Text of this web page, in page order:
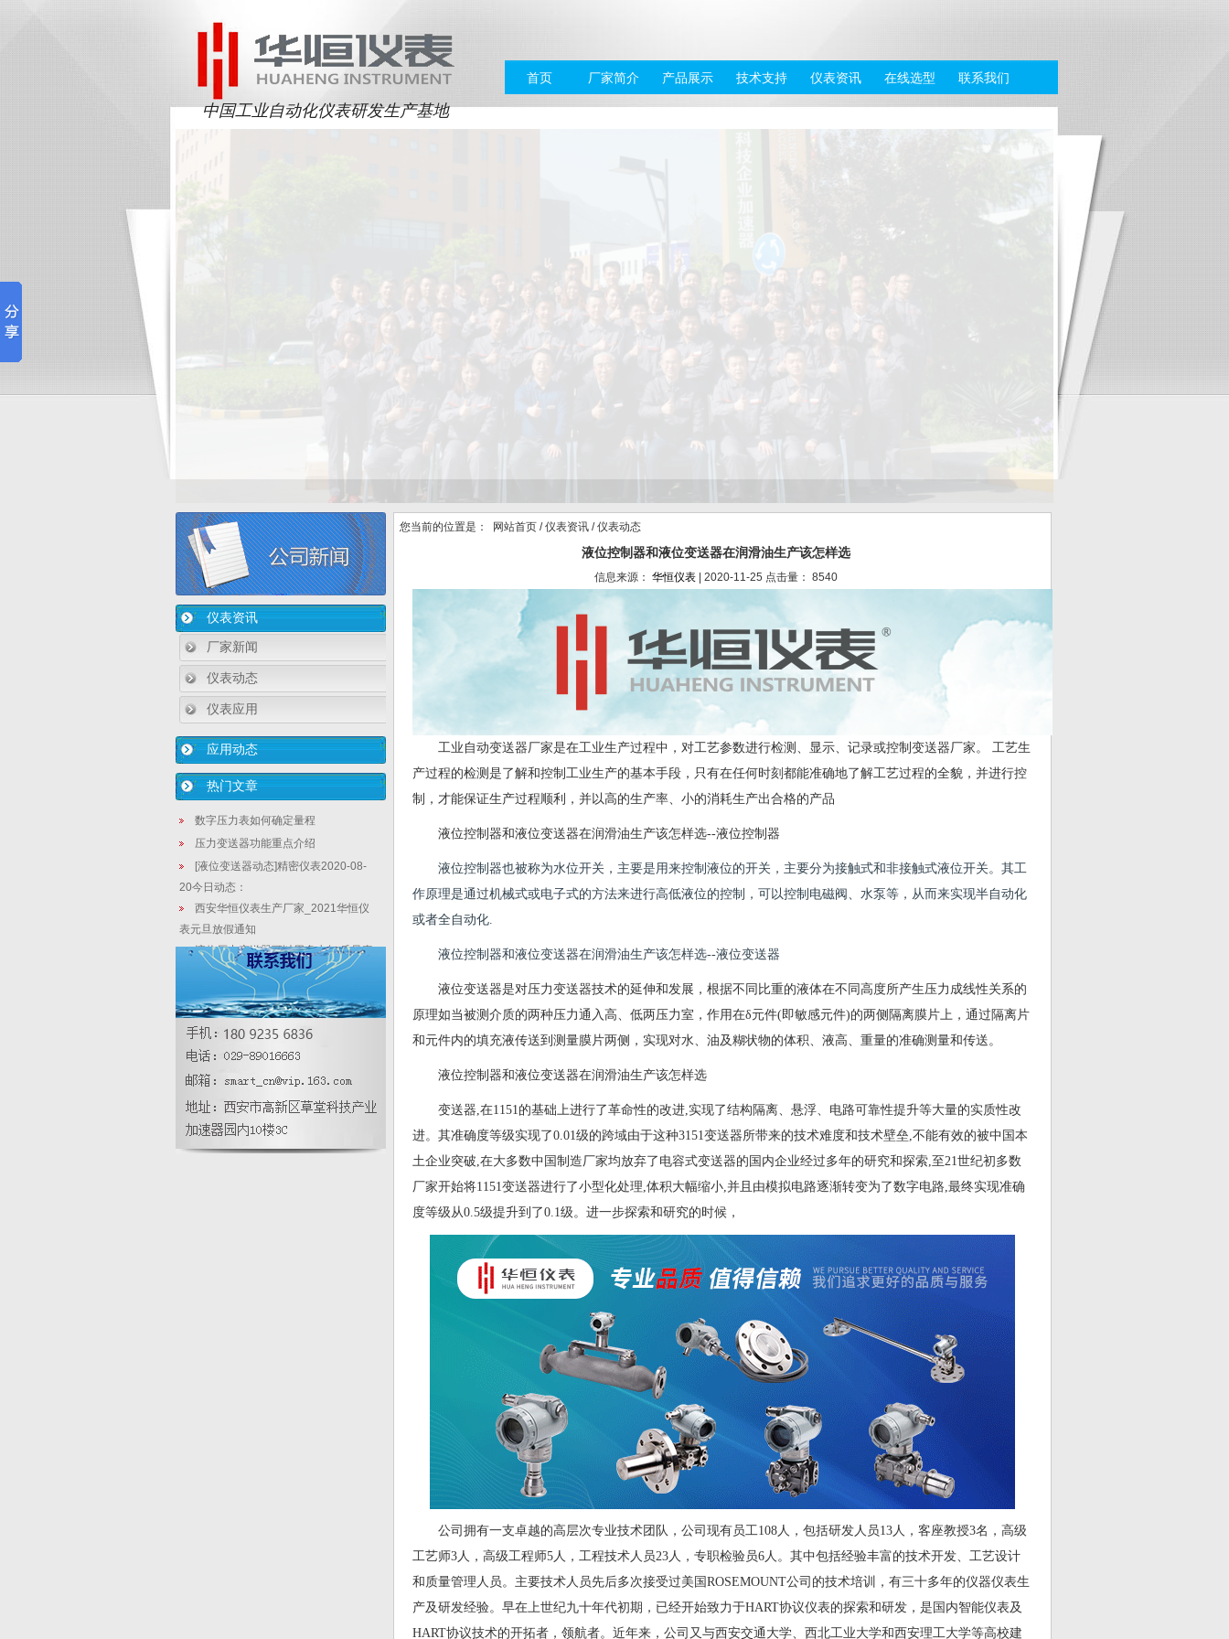
中国工业自动化仪表研发生产基地
首页 厂家简介 产品展示 技术支持 仪表资讯 在线选型 联系我们
仪表资讯
厂家新闻
仪表动态
仪表应用
应用动态
热门文章
数字压力表如何确定量程
压力变送器功能重点介绍
[液位变送器动态]精密仪表2020-08-
20今日动态：
西安华恒仪表生产厂家_2021华恒仪
表元旦放假通知
液位压力变送器可以用多少年 质量真
压力变送器三大“常规检测”你知道具
体吗？
扩散硅压力变送器的一般介绍及应用
优势
化工排污管道差压型液位压力变送器
选型控制
您当前的位置是： 网站首页 /仪表资讯 / 仪表动态
液位控制器和液位变送器在润滑油生产该怎样选
信息来源： 华恒仪表 | 2020-11-25 点击量： 8540
工业自动变送器厂家是在工业生产过程中，对工艺参数进行检测、显示、记录或控制变送器厂家。 工艺生
产过程的检测是了解和控制工业生产的基本手段，只有在任何时刻都能准确地了解工艺过程的全貌，并进行控
制，才能保证生产过程顺利，并以高的生产率、小的消耗生产出合格的产品
液位控制器和液位变送器在润滑油生产该怎样选--液位控制器
液位控制器也被称为水位开关，主要是用来控制液位的开关，主要分为接触式和非接触式液位开关。其工
作原理是通过机械式或电子式的方法来进行高低液位的控制，可以控制电磁阀、水泵等，从而来实现半自动化
或者全自动化.
液位控制器和液位变送器在润滑油生产该怎样选--液位变送器
液位变送器是对压力变送器技术的延伸和发展，根据不同比重的液体在不同高度所产生压力成线性关系的
原理如当被测介质的两种压力通入高、低两压力室，作用在δ元件(即敏感元件)的两侧隔离膜片上，通过隔离片
和元件内的填充液传送到测量膜片两侧，实现对水、油及糊状物的体积、液高、重量的准确测量和传送。
液位控制器和液位变送器在润滑油生产该怎样选
变送器,在1151的基础上进行了革命性的改进,实现了结构隔离、悬浮、电路可靠性提升等大量的实质性改
进。其准确度等级实现了0.01级的跨域由于这种3151变送器所带来的技术难度和技术壁垒,不能有效的被中国本
土企业突破,在大多数中国制造厂家均放弃了电容式变送器的国内企业经过多年的研究和探索,至21世纪初多数
厂家开始将1151变送器进行了小型化处理,体积大幅缩小,并且由模拟电路逐渐转变为了数字电路,最终实现准确
度等级从0.5级提升到了0.1级。进一步探索和研究的时候，
公司拥有一支卓越的高层次专业技术团队，公司现有员工108人，包括研发人员13人，客座教授3名，高级
工艺师3人，高级工程师5人，工程技术人员23人，专职检验员6人。其中包括经验丰富的技术开发、工艺设计
和质量管理人员。主要技术人员先后多次接受过美国ROSEMOUNT公司的技术培训，有三十多年的仪器仪表生
产及研发经验。早在上世纪九十年代初期，已经开始致力于HART协议仪表的探索和研发，是国内智能仪表及
HART协议技术的开拓者，领航者。近年来，公司又与西安交通大学、西北工业大学和西安理工大学等高校建